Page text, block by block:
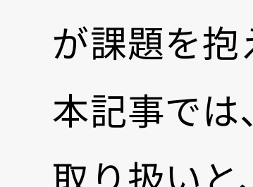
が課題を抱
本記事では